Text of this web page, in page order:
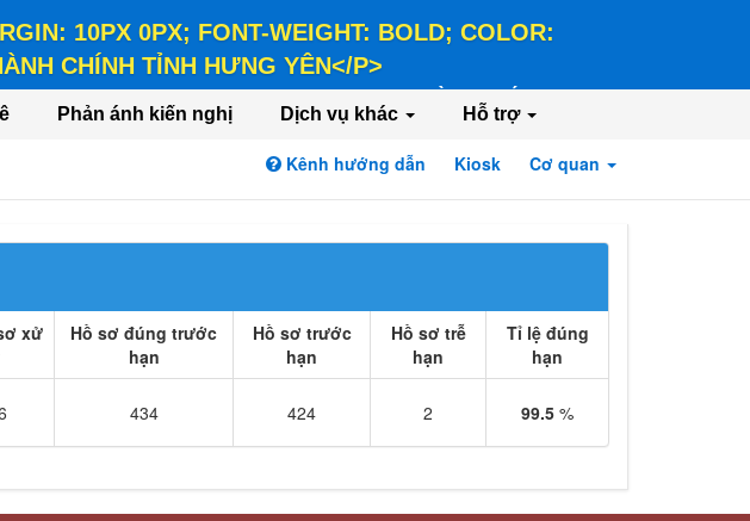
10PX 0PX; FONT-WEIGHT: BOLD; COLOR:
CHÍNH TỈNH HƯNG YÊN</P>
FONT-WEIGHT: BOLD; COLOR: #FFEE58;">HÀNH CHÍNH PHỤC
Phản ánh kiến nghị Dịch vụ khác Hỗ trợ
Kênh hướng dẫn Kiosk Cơ quan
xử
Hồ sơ đúng trước
hạn
Hồ sơ trước
hạn
Hồ sơ trễ
hạn
Tỉ lệ đúng
hạn
434 424 2 99.5 %